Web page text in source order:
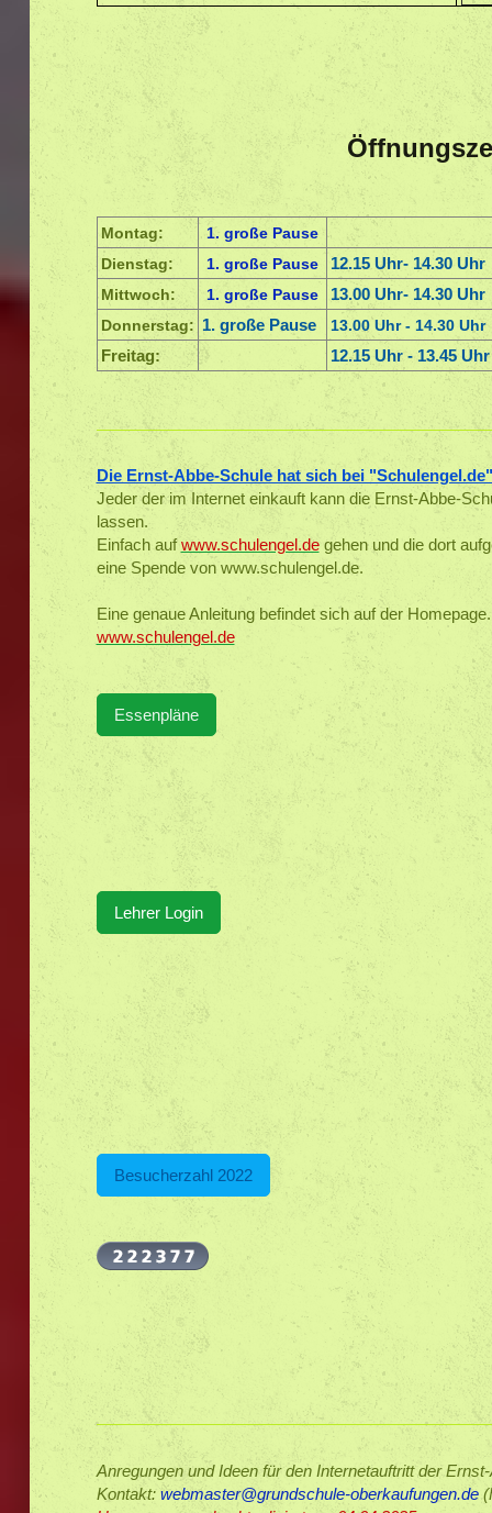
Montag:
1. große Pause
Dienstag:
1. große Pause 12.15 Uhr- 14.30 Uhr
Mittwoch: 1. große Pause 13.00 Uhr- 14.30 Uhr
Donnerstag: 1. große Pause 13.00 Uhr - 14.30 Uhr
Freitag: 12.15 Uhr - 13.45 Uhr
Die Ernst-Abbe-Schule hat sich bei
Jeder der im Internet einkauft kann die Ernst-Abbe-
lassen.
Einfach aufwww.schulengel.degehen und die dort
eine Spende von www.schulengel.de.
Eine genaue Anleitung befindet sich auf der Homepage.
www.schulengel.de
Essenpläne
Lehrer Login
Besucherzahl 2022
Anregungen und Ideen für den Internetauftritt der
Kontakt: webmaster@grundschule-oberkaufungen.de